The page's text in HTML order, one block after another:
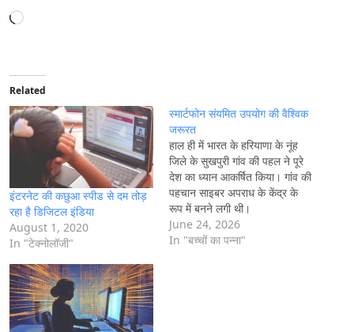
L
d
i
n
g
…
Related
इंटरनेट की कछुआ स्पीड से दम तोड़
रहा है डिजिटल इंडिया
August 1, 2020
In "टेक्नोलॉजी"
स्मार्टफोन संयमित उपयोग की वैश्विक
जरूरत
हाल ही में भारत के हरियाणा के नूंह
जिले के सुखपुरी गांव की पहल ने पूरे
देश का ध्यान आकर्षित किया। गांव की
पहचान साइबर अपराध के केंद्र के
रूप में बनने लगी थी।
June 24, 2026
In "बच्चों का पन्ना"